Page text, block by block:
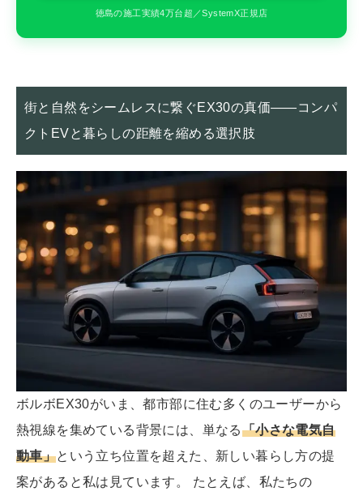
徳島の施工実績4万台超／SystemX正規店
街と自然をシームレスに繋ぐEX30の真価――コンパ
クトEVと暮らしの距離を縮める選択肢
ボルボEX30がいま、都市部に住む多くのユーザーから
熱視線を集めている背景には、単なる「小さな電気自
動車」という立ち位置を超えた、新しい暮らし方の提
案があると私は見ています。 たとえば、私たちの